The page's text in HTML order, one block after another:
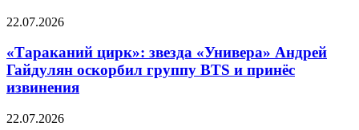
22.07.2026
«Тараканий цирк»: звезда «Универа» Андрей
Гайдулян оскорбил группу BTS и принёс
извинения
22.07.2026